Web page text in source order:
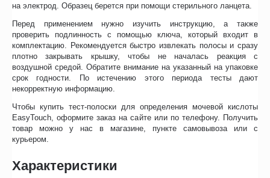
на электрод. Образец берется при помощи стерильного ланцета.
Перед применением нужно изучить инструкцию, а также
проверить подлинность с помощью ключа, который входит в
комплектацию. Рекомендуется быстро извлекать полосы и сразу
плотно закрывать крышку, чтобы не началась реакция с
воздушной средой. Обратите внимание на указанный на упаковке
срок годности. По истечению этого периода тесты дают
некорректную информацию.
Чтобы купить тест-полоски для определения мочевой кислоты
EasyTouch, оформите заказ на сайте или по телефону. Получить
товар можно у нас в магазине, пункте самовывоза или с
курьером.
Характеристики